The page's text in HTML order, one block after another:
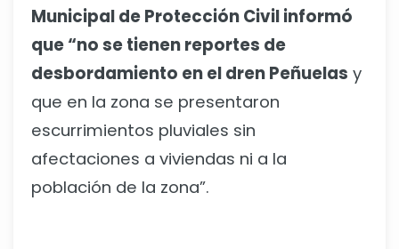
Municipal de Protección Civil informó
que “no se tienen reportes de
desbordamiento en el dren Peñuelas y
que en la zona se presentaron
escurrimientos pluviales sin
afectaciones a viviendas ni a la
población de la zona”.